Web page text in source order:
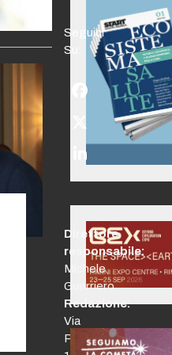
Seguici
Su:
Facebook
Twitter
(deprecated)
LinkedIn
Direttore
responsabile:
Michele
Guerriero
Redazione:
Via
Po,